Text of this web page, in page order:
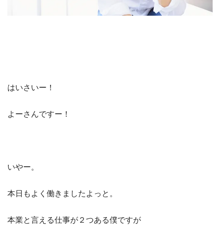
はいさいー！
よーさんですー！
いやー。
本日もよく働きましたよっと。
本業と言える仕事が２つある僕ですが